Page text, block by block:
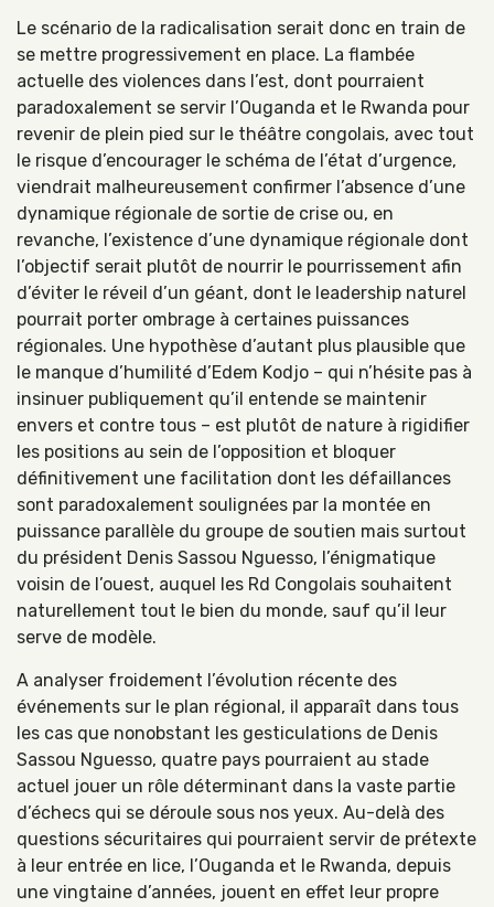
Le scénario de la radicalisation serait donc en train de
se mettre progressivement en place. La flambée
actuelle des violences dans l’est, dont pourraient
paradoxalement se servir l’Ouganda et le Rwanda pour
revenir de plein pied sur le théâtre congolais, avec tout
le risque d’encourager le schéma de l’état d’urgence,
viendrait malheureusement confirmer l’absence d’une
dynamique régionale de sortie de crise ou, en
revanche, l’existence d’une dynamique régionale dont
l’objectif serait plutôt de nourrir le pourrissement afin
d’éviter le réveil d’un géant, dont le leadership naturel
pourrait porter ombrage à certaines puissances
régionales. Une hypothèse d’autant plus plausible que
le manque d’humilité d’Edem Kodjo – qui n’hésite pas à
insinuer publiquement qu’il entende se maintenir
envers et contre tous – est plutôt de nature à rigidifier
les positions au sein de l’opposition et bloquer
définitivement une facilitation dont les défaillances
sont paradoxalement soulignées par la montée en
puissance parallèle du groupe de soutien mais surtout
du président Denis Sassou Nguesso, l’énigmatique
voisin de l’ouest, auquel les Rd Congolais souhaitent
naturellement tout le bien du monde, sauf qu’il leur
serve de modèle.
A analyser froidement l’évolution récente des
événements sur le plan régional, il apparaît dans tous
les cas que nonobstant les gesticulations de Denis
Sassou Nguesso, quatre pays pourraient au stade
actuel jouer un rôle déterminant dans la vaste partie
d’échecs qui se déroule sous nos yeux. Au-delà des
questions sécuritaires qui pourraient servir de prétexte
à leur entrée en lice, l’Ouganda et le Rwanda, depuis
une vingtaine d’années, jouent en effet leur propre